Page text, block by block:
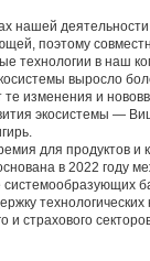
нашей
поэтому
технологии в наш
выросло
изменения и
экосистемы —
для продуктов и
в 2022 году
страхового